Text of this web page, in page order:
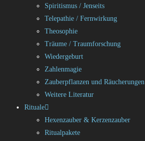
Spiritismus / Jenseits
Telepathie / Fernwirkung
Theosophie
Träume / Traumforschung
Wiedergeburt
Zahlenmagie
Zauberpflanzen und Räucherungen
Weitere Literatur
Rituale
Hexenzauber & Kerzenzauber
Ritualpakete